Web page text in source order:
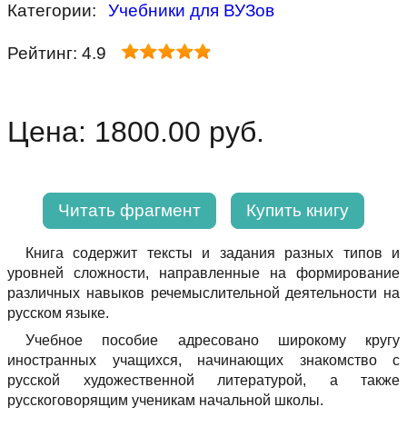
Категории: Учебники для ВУЗов
Рейтинг: 4.9
Цена: 1800.00 руб.
Читать фрагмент Купить книгу
Книга содержит тексты и задания разных типов и
уровней сложности, направленные на формирование
различных навыков речемыслительной деятельности на
русском языке.
Учебное пособие адресовано широкому кругу
иностранных учащихся, начинающих знакомство с
русской художественной литературой, а также
русскоговорящим ученикам начальной школы.